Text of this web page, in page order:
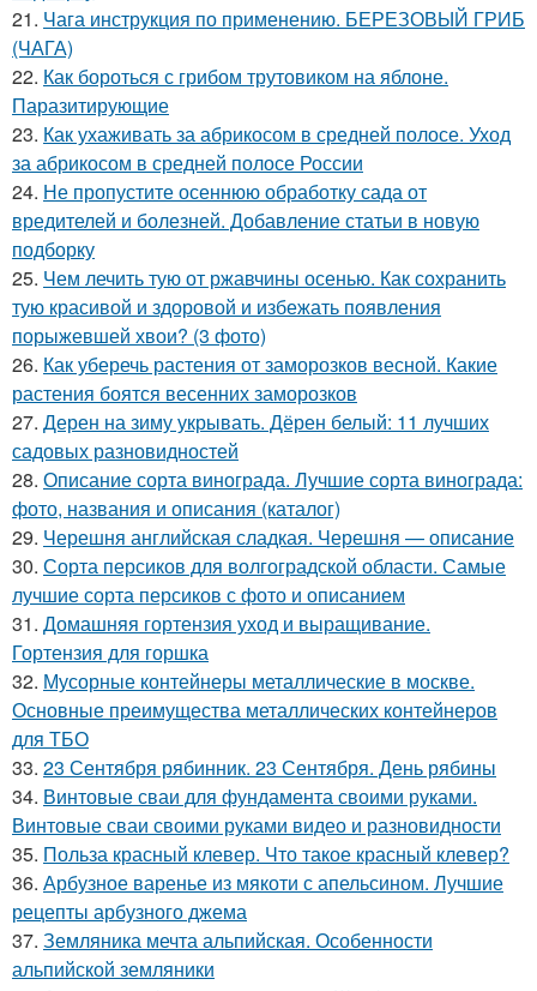
21. Чага инструкция по применению. БЕРЕЗОВЫЙ ГРИБ
(ЧАГА)
22. Как бороться с грибом трутовиком на яблоне.
Паразитирующие
23. Как ухаживать за абрикосом в средней полосе. Уход
за абрикосом в средней полосе России
24. Не пропустите осеннюю обработку сада от
вредителей и болезней. Добавление статьи в новую
подборку
25. Чем лечить тую от ржавчины осенью. Как сохранить
тую красивой и здоровой и избежать появления
порыжевшей хвои? (3 фото)
26. Как уберечь растения от заморозков весной. Какие
растения боятся весенних заморозков
27. Дерен на зиму укрывать. Дёрен белый: 11 лучших
садовых разновидностей
28. Описание сорта винограда. Лучшие сорта винограда:
фото, названия и описания (каталог)
29. Черешня английская сладкая. Черешня — описание
30. Сорта персиков для волгоградской области. Самые
лучшие сорта персиков с фото и описанием
31. Домашняя гортензия уход и выращивание.
Гортензия для горшка
32. Мусорные контейнеры металлические в москве.
Основные преимущества металлических контейнеров
для ТБО
33. 23 Сентября рябинник. 23 Сентября. День рябины
34. Винтовые сваи для фундамента своими руками.
Винтовые сваи своими руками видео и разновидности
35. Польза красный клевер. Что такое красный клевер?
36. Арбузное варенье из мякоти с апельсином. Лучшие
рецепты арбузного джема
37. Земляника мечта альпийская. Особенности
альпийской земляники